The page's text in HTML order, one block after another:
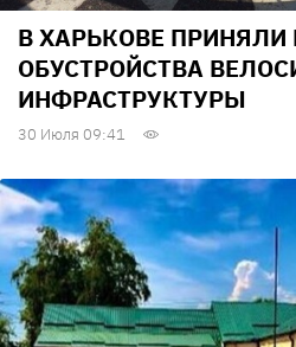
В ХАРЬКОВЕ
ОБУСТРОЙСТВА
ИНФРАСТРУКТУРЫ
30 Июля 09:41